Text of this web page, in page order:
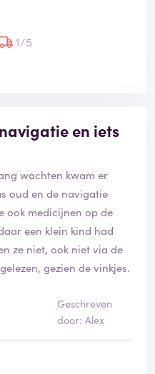
more pricey, costing
anyone else to
1/5
en iets
wachten kwam er
oud en de navigatie
ook medicijnen op de
een klein kind had
ze niet, ook niet via de
gezien de vinkjes.
Geschreven
door: Alex